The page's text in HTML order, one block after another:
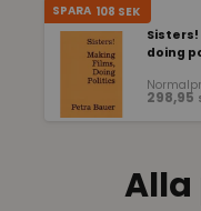
SPARA 108 SEK
doing
298,95